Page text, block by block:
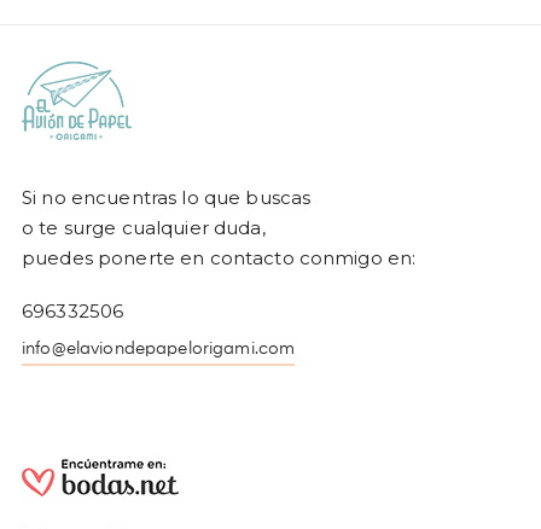
Si no encuentras lo que buscas
o te surge cualquier duda,
puedes ponerte en contacto conmigo en:
696332506
info@elaviondepapelorigami.com